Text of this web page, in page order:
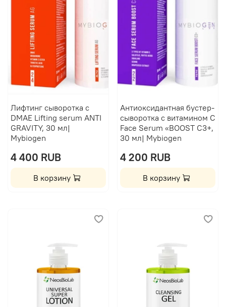
Лифтинг сыворотка с
DMAE Lifting serum ANTI
GRAVITY, 30 мл|
Mybiogen
4 400 RUB
В корзину
Антиоксидантная бустер-
сыворотка с витамином C
Face Serum «BOOST C3+,
30 мл| Mybiogen
4 200 RUB
В корзину